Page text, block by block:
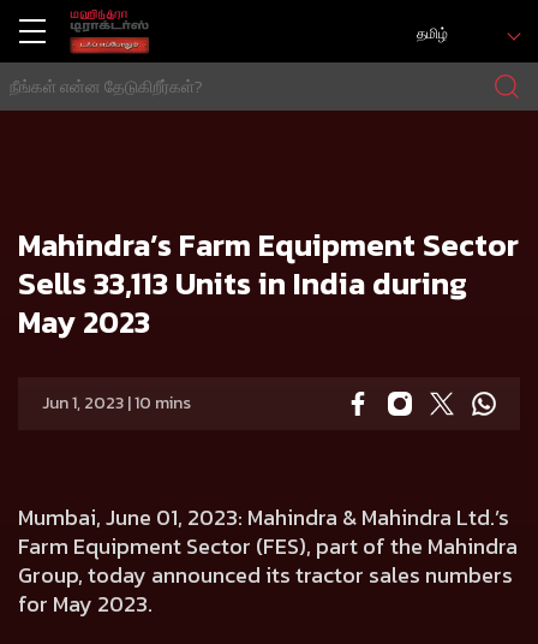
தமிழ்
Mahindra’s Farm Equipment Sector
Sells 33,113 Units in India during
May 2023
Jun 1, 2023 | 10 mins
Mumbai, June 01, 2023: Mahindra & Mahindra Ltd.’s
Farm Equipment Sector (FES), part of the Mahindra
Group, today announced its tractor sales numbers
for May 2023.